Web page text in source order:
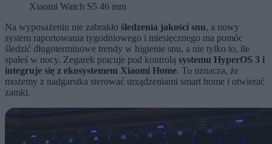
Xiaomi Watch S5 46 mm
Na wyposażeniu nie zabrakło śledzenia jakości snu, a nowy
system raportowania tygodniowego i miesięcznego ma pomóc
śledzić długoterminowe trendy w higienie snu, a nie tylko to, ile
spałeś w nocy. Zegarek pracuje pod kontrolą systemu HyperOS 3 i
integruje się z ekosystemem Xiaomi Home. To oznacza, że
możemy z nadgarstka sterować urządzeniami smart home i otwierać
zamki.